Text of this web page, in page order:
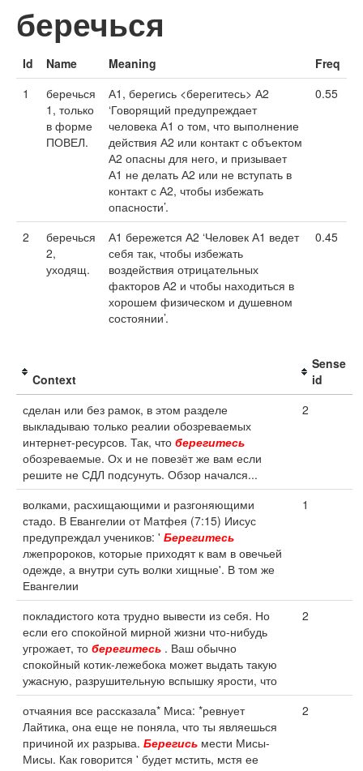
беречься
Id Name Meaning
Freq
1
беречься
1, только
в форме
ПОВЕЛ.
А1, берегись <берегитесь> А2
‘Говорящий предупреждает
человека А1 о том, что выполнение
действия А2 или контакт с объектом
А2 опасны для него, и призывает
А1 не делать А2 или не вступать в
контакт с А2, чтобы избежать
опасности’.
0.55
2
беречься
2,
уходящ.
А1 бережется А2 ‘Человек А1 ведет
себя так, чтобы избежать
воздействия отрицательных
факторов А2 и чтобы находиться в
хорошем физическом и душевном
состоянии’.
0.45
Context
Sense
id
сделан или без рамок, в этом разделе
выкладываю только реалии обозреваемых
интернет-ресурсов. Так, что берегитесь
обозреваемые. Ох и не повезёт же вам если
решите не СДЛ подсунуть. Обзор начался...
2
волками, расхищающими и разгоняющими
стадо. В Евангелии от Матфея (7:15) Иисус
предупреждал учеников: ' Берегитесь
лжепророков, которые приходят к вам в овечьей
одежде, а внутри суть волки хищные'. В том же
Евангелии
1
покладистого кота трудно вывести из себя. Но
если его спокойной мирной жизни что-нибудь
угрожает, то берегитесь . Ваш обычно
спокойный котик-лежебока может выдать такую
ужасную, разрушительную вспышку ярости, что
2
отчаяния все рассказала* Миса: *ревнует
Лайтика, она еще не поняла, что ты являешься
причиной их разрыва. Берегись мести Мисы-
Мисы. Как говорится ' будет мстить, мстя ее
2